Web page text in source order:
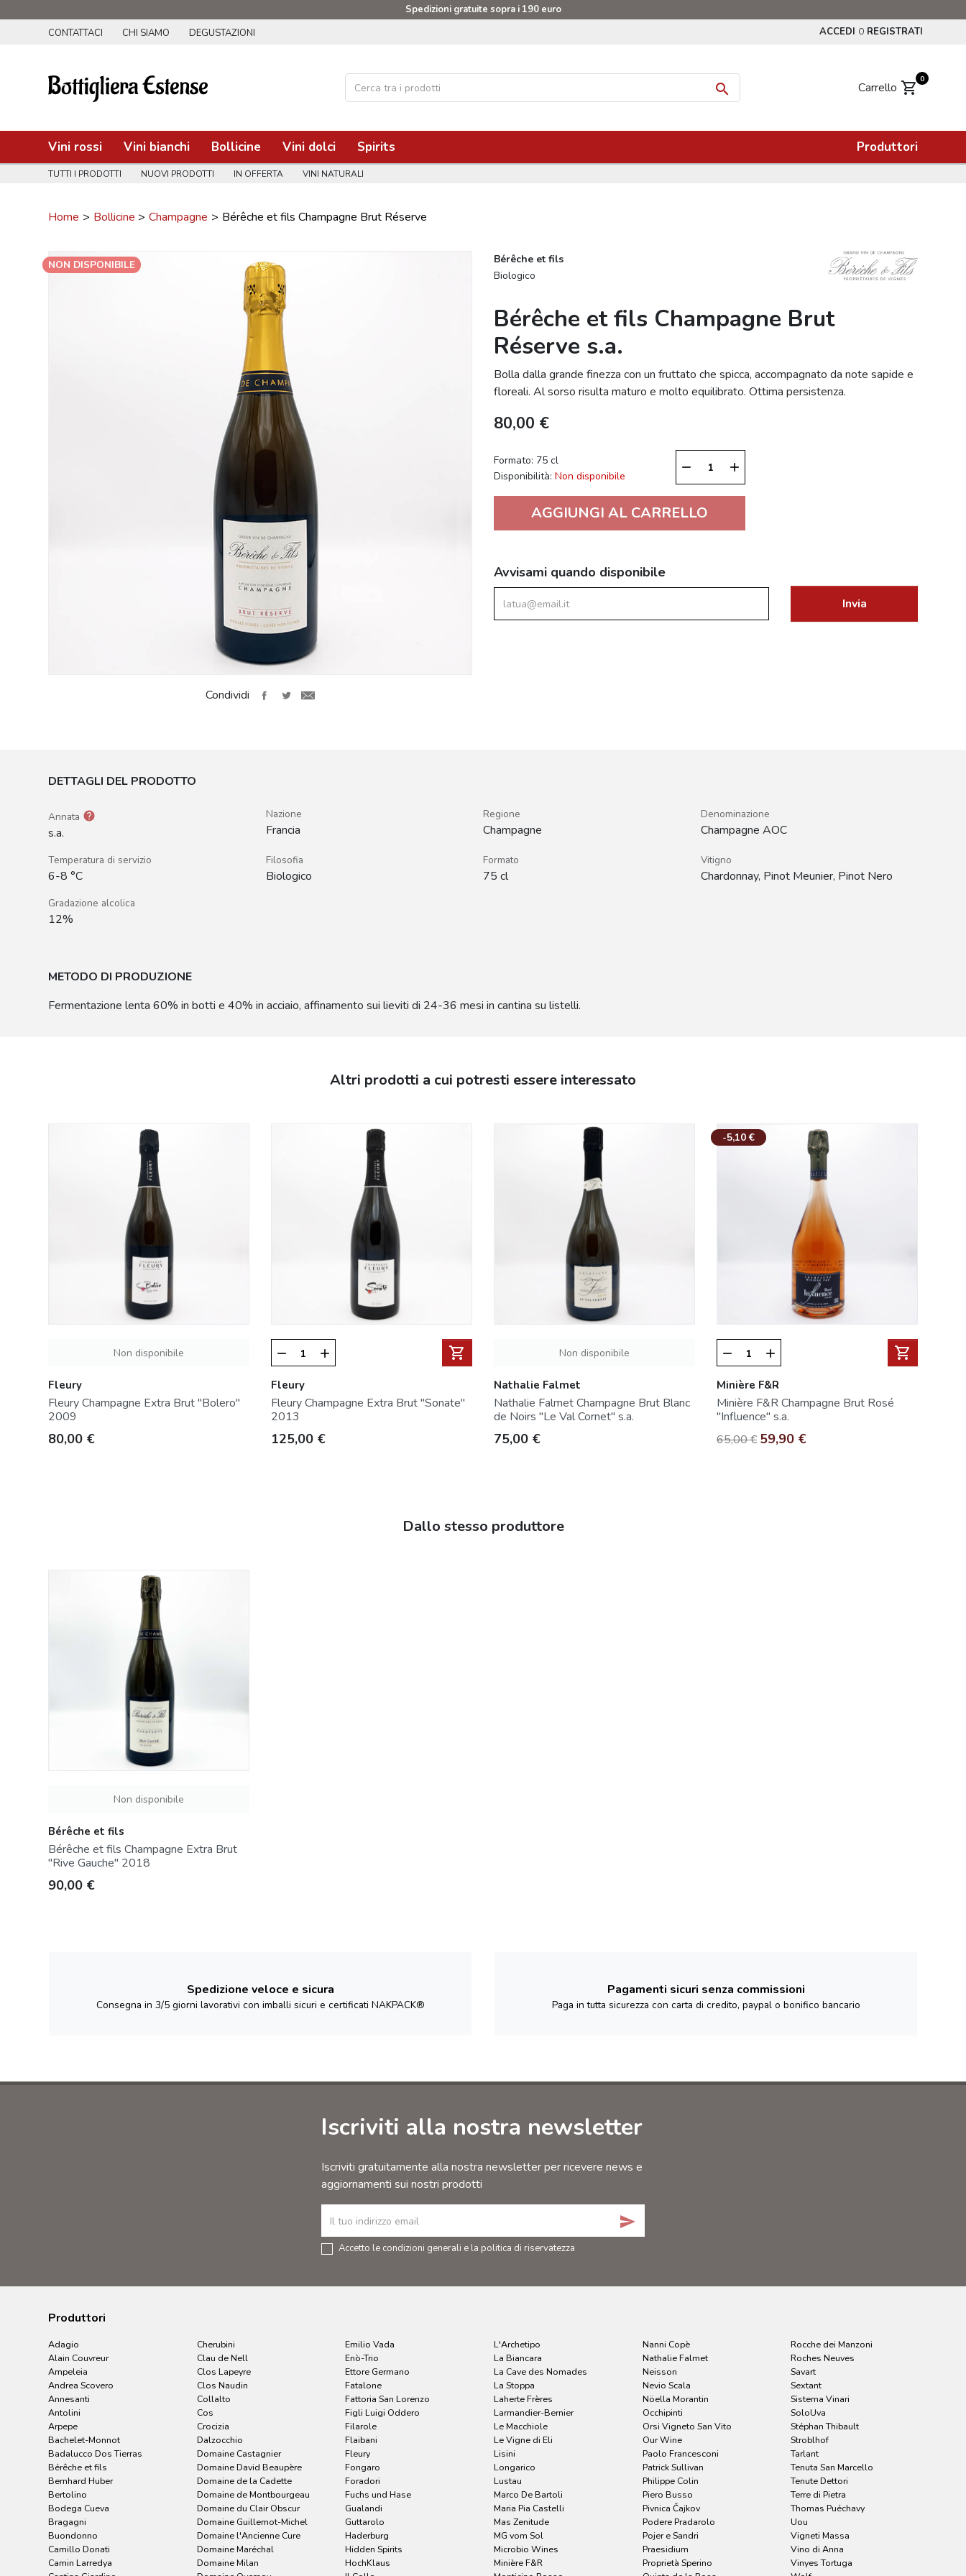
Spedizioni gratuite sopra i 190 euro
CONTATTACI
CHI SIAMO DEGUSTAZIONI ACCEDI O REGISTRATI
 Carrello shopping_cart 0
Vini rossi Vini bianchi Bollicine Vini dolci Spirits Produttori
TUTTI I PRODOTTI NUOVI PRODOTTI IN OFFERTA VINI NATURALI
Home Bollicine Champagne Bérêche et fils Champagne Brut Réserve
NON DISPONIBILE
Condividi
Bérêche et fils
Biologico
Bérêche et fils Champagne Brut
Réserve s.a.
Bolla dalla grande finezza con un fruttato che spicca, accompagnato da note sapide e
floreali. Al sorso risulta maturo e molto equilibrato. Ottima persistenza.
80,00 €
Formato: 75 cl
Disponibilità: Non disponibile
remove add
AGGIUNGI AL CARRELLO
Avvisami quando disponibile
Invia
DETTAGLI DEL PRODOTTO
Annata help
s.a.
Nazione
Francia
Regione
Champagne
Denominazione
Champagne AOC
Temperatura di servizio
6-8 °C
Filosofia
Biologico
Formato
75 cl
Vitigno
Chardonnay, Pinot Meunier, Pinot Nero
Gradazione alcolica
12%
METODO DI PRODUZIONE
Fermentazione lenta 60% in botti e 40% in acciaio, affinamento sui lieviti di 24-36 mesi in cantina su listelli.
Altri prodotti a cui potresti essere interessato
Non disponibile
Fleury
Fleury Champagne Extra Brut "Bolero"
2009
Prezzo
80,00 €
remove add shopping_cart
Fleury
Fleury Champagne Extra Brut "Sonate"
2013
Prezzo
125,00 €
Non disponibile
Nathalie Falmet
Nathalie Falmet Champagne Brut Blanc
de Noirs "Le Val Cornet" s.a.
Prezzo
75,00 €
remove add shopping_cart
Minière F&R
Minière F&R Champagne Brut Rosé
"Influence" s.a.
Prezzo base
65,00 € Prezzo
59,90 €
-5,10 €
Dallo stesso produttore
Non disponibile
Bérêche et fils
Bérêche et fils Champagne Extra Brut
"Rive Gauche" 2018
Prezzo
90,00 €
Spedizione veloce e sicura
Consegna in 3/5 giorni lavorativi con imballi sicuri e certificati NAKPACK®
Pagamenti sicuri senza commissioni
Paga in tutta sicurezza con carta di credito, paypal o bonifico bancario
Iscriviti alla nostra newsletter
Iscriviti gratuitamente alla nostra newsletter per ricevere news e
aggiornamenti sui nostri prodotti
send
Accetto le condizioni generali e la politica di riservatezza
Produttori
Adagio
Alain Couvreur
Ampeleia
Andrea Scovero
Annesanti
Antolini
Arpepe
Bachelet-Monnot
Badalucco Dos Tierras
Bérêche et fils
Bernhard Huber
Bertolino
Bodega Cueva
Bragagni
Buondonno
Camillo Donati
Camin Larredya
Cherubini
Clau de Nell
Clos Lapeyre
Clos Naudin
Collalto
Cos
Crocizia
Dalzocchio
Domaine Castagnier
Domaine David Beaupère
Domaine de la Cadette
Domaine de Montbourgeau
Domaine du Clair Obscur
Domaine Guillemot-Michel
Domaine l'Ancienne Cure
Domaine Maréchal
Domaine Milan
Emilio Vada
Enò-Trio
Ettore Germano
Fatalone
Fattoria San Lorenzo
Figli Luigi Oddero
Filarole
Flaibani
Fleury
Fongaro
Foradori
Fuchs und Hase
Gualandi
Guttarolo
Haderburg
Hidden Spirits
HochKlaus
L'Archetipo
La Biancara
La Cave des Nomades
La Stoppa
Laherte Frères
Larmandier-Bernier
Le Macchiole
Le Vigne di Eli
Lisini
Longarico
Lustau
Marco De Bartoli
Maria Pia Castelli
Mas Zenitude
MG vom Sol
Microbio Wines
Minière F&R
Nanni Copè
Nathalie Falmet
Neisson
Nevio Scala
Nöella Morantin
Occhipinti
Orsi Vigneto San Vito
Our Wine
Paolo Francesconi
Patrick Sullivan
Philippe Colin
Piero Busso
Pivnica Čajkov
Podere Pradarolo
Pojer e Sandri
Praesidium
Proprietà Sperino
Rocche dei Manzoni
Roches Neuves
Savart
Sextant
Sistema Vinari
SoloUva
Stéphan Thibault
Stroblhof
Tarlant
Tenuta San Marcello
Tenute Dettori
Terre di Pietra
Thomas Puéchavy
Uou
Vigneti Massa
Vino di Anna
Vinyes Tortuga